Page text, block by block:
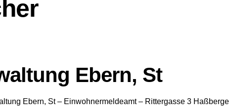
Ebern, St
Ebern, St – Einwohnermeldeamt – Rittergasse 3 Haßberge